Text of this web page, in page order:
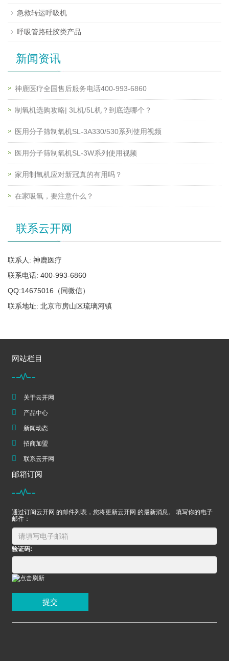
急救转运呼吸机
呼吸管路硅胶类产品
新闻资讯
神鹿医疗全国售后服务电话400-993-6860
制氧机选购攻略| 3L机/5L机？到底选哪个？
医用分子筛制氧机SL-3A330/530系列使用视频
医用分子筛制氧机SL-3W系列使用视频
家用制氧机应对新冠真的有用吗？
在家吸氧，要注意什么？
联系云开网
联系人: 神鹿医疗
联系电话: 400-993-6860
QQ:14675016（同微信）
联系地址: 北京市房山区琉璃河镇
网站栏目
关于云开网
产品中心
新闻动态
招商加盟
联系云开网
邮箱订阅
通过订阅云开网 的邮件列表，您将更新云开网 的最新消息。 填写你的电子
邮件：
验证码:
提交